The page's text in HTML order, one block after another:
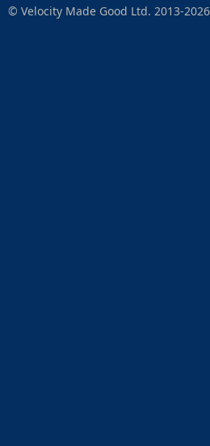
© Velocity Made Good Ltd. 2013-2026